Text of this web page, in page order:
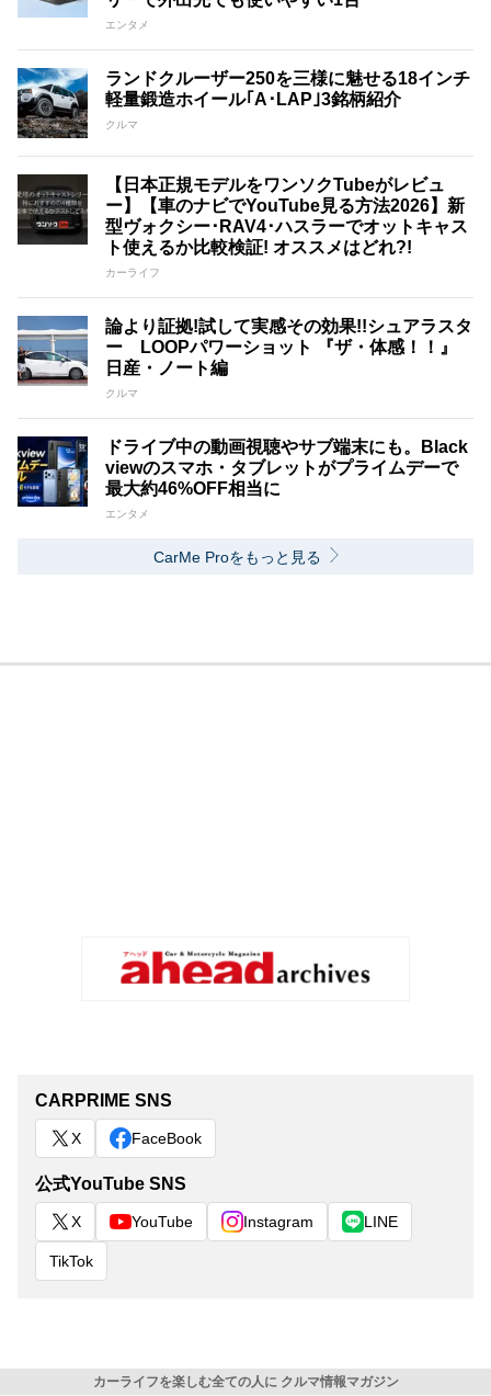
エンタメ
ランドクルーザー250を三様に魅せる18インチ
軽量鍛造ホイール｢A･LAP｣3銘柄紹介
クルマ
【日本正規モデルをワンソクTubeがレビュ
ー】【車のナビでYouTube見る方法2026】新
型ヴォクシー･RAV4･ハスラーでオットキャス
ト使えるか比較検証! オススメはどれ?!
カーライフ
論より証拠!試して実感その効果!!シュアラスタ
ー LOOPパワーショット 『ザ・体感！！』
日産・ノート編
クルマ
ドライブ中の動画視聴やサブ端末にも。Black
viewのスマホ・タブレットがプライムデーで
最大約46%OFF相当に
エンタメ
CarMe Proをもっと見る
CARPRIME SNS
X FaceBook
公式YouTube SNS
X YouTube Instagram LINE
TikTok
カーライフを楽しむ全ての人に クルマ情報マガジン